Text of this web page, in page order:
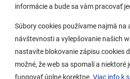
informácie a bude sa vám pracovať
Súbory cookies používame najmä na
návštevnosti a vylepšovanie našich
nastavíte blokovanie zápisu cookies
možné, že web sa spomalí a niektoré
fungovať úplne korektne. Viac info k
O Lamači
Mobilná aplikácia